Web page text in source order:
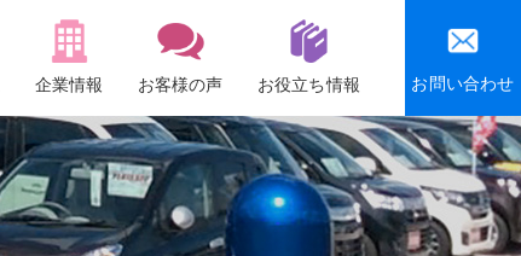
企業情報
会社概要
沿革
お客様の声 お役立ち情報 お問い合わせ